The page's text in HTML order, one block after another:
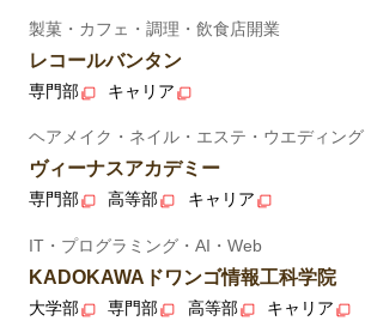
製菓・カフェ・調理・飲食店開業
レコールバンタン
専門部 キャリア
ヘアメイク・ネイル・エステ・ウエディング
ヴィーナスアカデミー
専門部 高等部 キャリア
IT・プログラミング・AI・Web
KADOKAWAドワンゴ情報工科学院
大学部 専門部 高等部 キャリア